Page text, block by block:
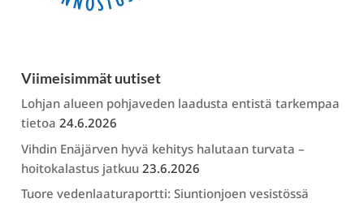
Viimeisimmät uutiset
Lohjan alueen pohjaveden laadusta entistä tarkempaa
tietoa 24.6.2026
Vihdin Enäjärven hyvä kehitys halutaan turvata –
hoitokalastus jatkuu 23.6.2026
Tuore vedenlaaturaportti: Siuntionjoen vesistössä